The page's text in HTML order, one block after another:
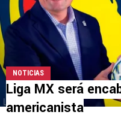
NOTICIAS
Liga MX será
americanista